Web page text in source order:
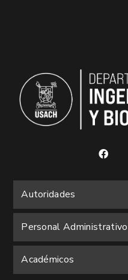
Autoridades
Personal Administrativo
Académicos